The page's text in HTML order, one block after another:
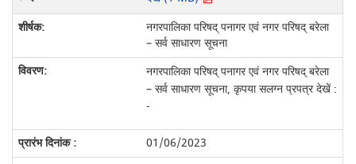
नगरपालिका परिषद् पनागर एवं नगर परिषद् बरेला
– सर्व साधारण सूचना
नगरपालिका परिषद् पनागर एवं नगर परिषद् बरेला
– सर्व साधारण सूचना, कृपया सलग्न प्रपत्र देखें :
-
01/06/2023